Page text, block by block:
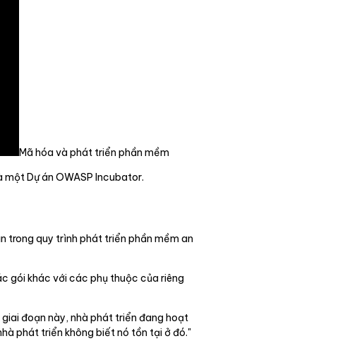
Mã hóa và phát triển phần mềm
Dự án OWASP Incubator.
trong quy trình phát triển phần mềm an
gói khác với các phụ thuộc của riêng
đoạn này, nhà phát triển đang hoạt
phát triển không biết nó tồn tại ở đó."